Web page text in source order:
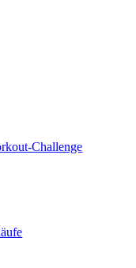
Challenge